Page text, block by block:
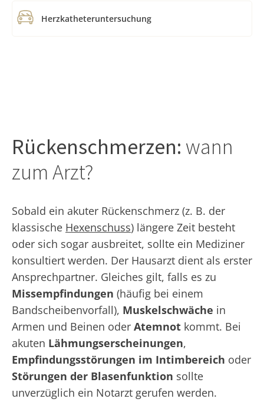
Herzkatheteruntersuchung
Rückenschmerzen: wann
zum Arzt?
Sobald ein akuter Rückenschmerz (z. B. der
klassische Hexenschuss) längere Zeit besteht
oder sich sogar ausbreitet, sollte ein Mediziner
konsultiert werden. Der Hausarzt dient als erster
Ansprechpartner. Gleiches gilt, falls es zu
Missempfindungen (häufig bei einem
Bandscheibenvorfall), Muskelschwäche in
Armen und Beinen oder Atemnot kommt. Bei
akuten Lähmungserscheinungen,
Empfindungsstörungen im Intimbereich oder
Störungen der Blasenfunktion sollte
unverzüglich ein Notarzt gerufen werden.